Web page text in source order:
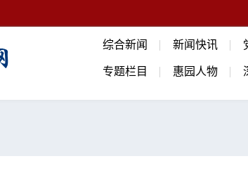
综合新闻 新闻快讯
专题栏目 惠园人物